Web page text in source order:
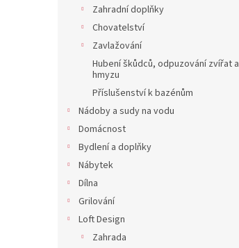
Zahradní doplňky
Chovatelství
Zavlažování
Hubení škůdců, odpuzování zvířat a
hmyzu
Příslušenství k bazénům
Nádoby a sudy na vodu
Domácnost
Bydlení a doplňky
Nábytek
Dílna
Grilování
Loft Design
Zahrada